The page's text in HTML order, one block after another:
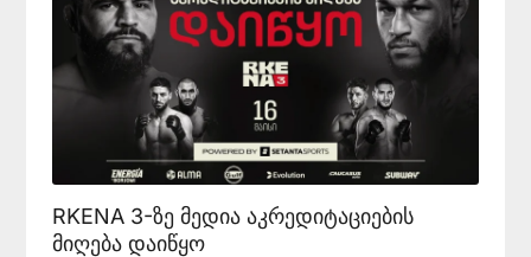
RKENA 3-ზე მედია აკრედიტაციების
მიღება დაიწყო